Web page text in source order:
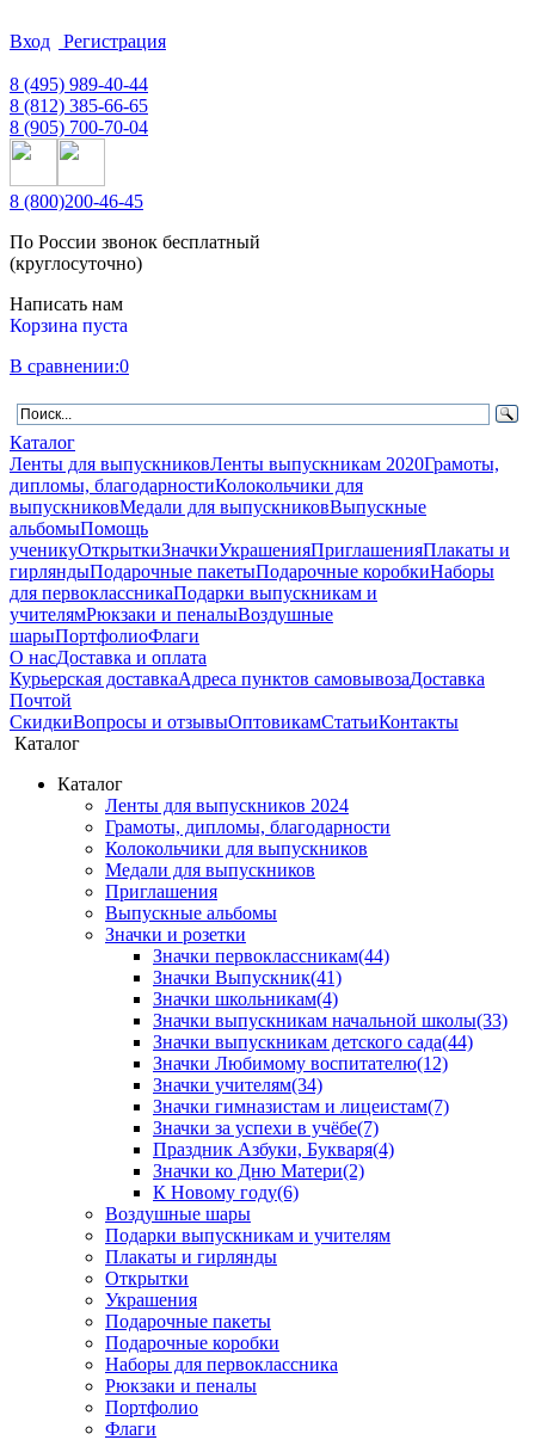
Вход Регистрация
8 (495) 989-40-44
8 (812) 385-66-65
8 (905) 700-70-04
8 (800)200-46-45
По России звонок бесплатный
(круглосуточно)
Написать нам
Корзина пуста
В сравнении:0
Каталог
Ленты для выпускниковЛенты выпускникам 2020Грамоты,
дипломы, благодарностиКолокольчики для
выпускниковМедали для выпускниковВыпускные
альбомыПомощь
ученикуОткрыткиЗначкиУкрашенияПриглашенияПлакаты и
гирляндыПодарочные пакетыПодарочные коробкиНаборы
для первоклассникаПодарки выпускникам и
учителямРюкзаки и пеналыВоздушные
шарыПортфолиоФлаги
О насДоставка и оплата
Курьерская доставкаАдреса пунктов самовывозаДоставка
Почтой
СкидкиВопросы и отзывыОптовикамСтатьиКонтакты
Каталог
Каталог
Ленты для выпускников 2024
Грамоты, дипломы, благодарности
Колокольчики для выпускников
Медали для выпускников
Приглашения
Выпускные альбомы
Значки и розетки
Значки первоклассникам(44)
Значки Выпускник(41)
Значки школьникам(4)
Значки выпускникам начальной школы(33)
Значки выпускникам детского сада(44)
Значки Любимому воспитателю(12)
Значки учителям(34)
Значки гимназистам и лицеистам(7)
Значки за успехи в учёбе(7)
Праздник Азбуки, Букваря(4)
Значки ко Дню Матери(2)
К Новому году(6)
Воздушные шары
Подарки выпускникам и учителям
Плакаты и гирлянды
Открытки
Украшения
Подарочные пакеты
Подарочные коробки
Наборы для первоклассника
Рюкзаки и пеналы
Портфолио
Флаги